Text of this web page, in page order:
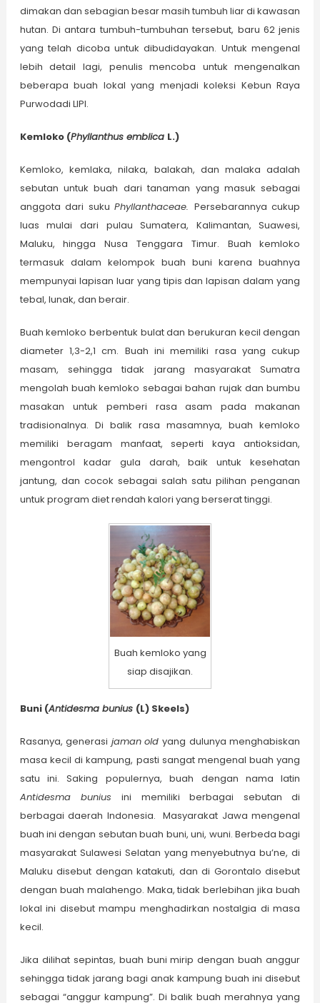
dimakan dan sebagian besar masih tumbuh liar di kawasan
hutan. Di antara tumbuh-tumbuhan tersebut, baru 62 jenis
yang telah dicoba untuk dibudidayakan. Untuk mengenal
lebih detail lagi, penulis mencoba untuk mengenalkan
beberapa buah lokal yang menjadi koleksi Kebun Raya
Purwodadi LIPI.
Kemloko (Phyllanthus emblica L.)
Kemloko, kemlaka, nilaka, balakah, dan malaka adalah
sebutan untuk buah dari tanaman yang masuk sebagai
anggota dari sukuPhyllanthaceae. Persebarannya cukup
luas mulai dari pulau Sumatera, Kalimantan, Suawesi,
Maluku, hingga Nusa Tenggara Timur. Buah kemloko
termasuk dalam kelompok buah buni karena buahnya
mempunyai lapisan luar yang tipis dan lapisan dalam yang
tebal, lunak, dan berair.
Buah kemloko berbentuk bulat dan berukuran kecil dengan
diameter 1,3-2,1 cm. Buah ini memiliki rasa yang cukup
masam, sehingga tidak jarang masyarakat Sumatra
mengolah buah kemloko sebagai bahan rujak dan bumbu
masakan untuk pemberi rasa asam pada makanan
tradisionalnya. Di balik rasa masamnya, buah kemloko
memiliki beragam manfaat, seperti kaya antioksidan,
mengontrol kadar gula darah, baik untuk kesehatan
jantung, dan cocok sebagai salah satu pilihan penganan
untuk program diet rendah kalori yang berserat tinggi.
Buah kemloko yang
siap disajikan.
Buni (Antidesma bunius (L) Skeels)
Rasanya, generasi jaman oldyang dulunya menghabiskan
masa kecil di kampung, pasti sangat mengenal buah yang
satu ini. Saking populernya, buah dengan nama latin
Antidesma bunius ini memiliki berbagai sebutan di
berbagai daerah Indonesia. Masyarakat Jawa mengenal
buah ini dengan sebutan buah buni, uni, wuni. Berbeda bagi
masyarakat Sulawesi Selatan yang menyebutnya bu’ne, di
Maluku disebut dengan katakuti, dan di Gorontalo disebut
dengan buah malahengo. Maka, tidak berlebihan jika buah
lokal ini disebut mampu menghadirkan nostalgia di masa
kecil.
Jika dilihat sepintas, buah buni mirip dengan buah anggur
sehingga tidak jarang bagi anak kampung buah ini disebut
sebagai “anggur kampung”. Di balik buah merahnya yang